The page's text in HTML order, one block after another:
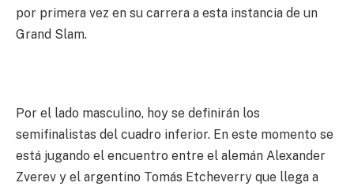
por primera vez en su carrera a esta instancia de un
Grand Slam.
Por el lado masculino, hoy se definirán los
semifinalistas del cuadro inferior. En este momento se
está jugando el encuentro entre el alemán Alexander
Zverev y el argentino Tomás Etcheverry que llega a